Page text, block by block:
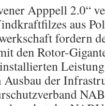
Apppell 2.0“
aus
fordern
den Rotor-
Ausbau der